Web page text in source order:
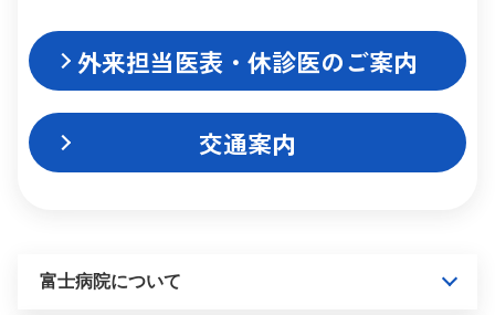
外来担当医表・休診医のご案内
交通案内
富士病院について